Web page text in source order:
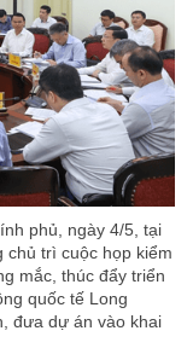
phủ, ngày 4/5, tại
trì cuộc họp kiểm
mắc, thúc đẩy triển
quốc tế Long
đưa dự án vào khai